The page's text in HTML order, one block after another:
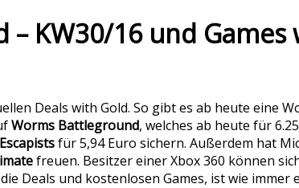
– KW30/16 und
Deals with Gold. So gibt es ab heute eine
Worms Battleground, welches ab heute für
für 5,94 Euro sichern. Außerdem hat
freuen. Besitzer einer Xbox 360 können
Deals und kostenlosen Games, ist wie immer